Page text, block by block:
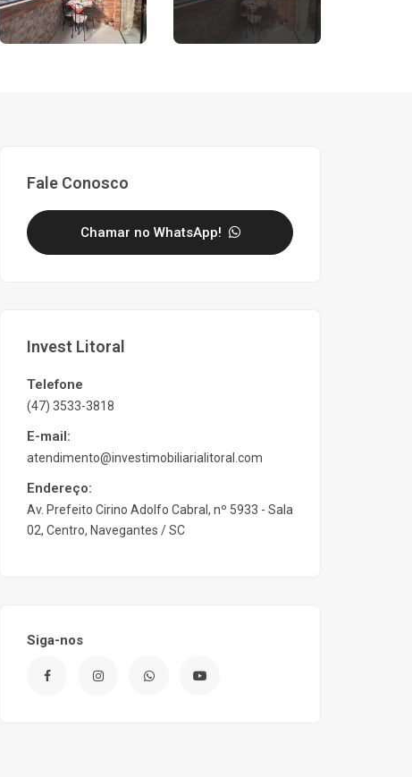
Fale Conosco
Chamar no WhatsApp!
Invest Litoral
Telefone
(47) 3533-3818
E-mail:
atendimento@investimobiliarialitoral.com
Endereço:
Av. Prefeito Cirino Adolfo Cabral, nº 5933 - Sala
02, Centro, Navegantes / SC
Siga-nos